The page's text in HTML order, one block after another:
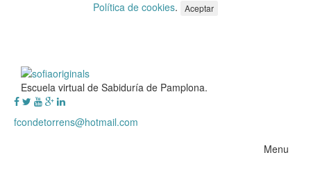
Política de cookies. Aceptar
Escuela virtual de Sabiduría de Pamplona.
fcondetorrens@hotmail.com
Menu